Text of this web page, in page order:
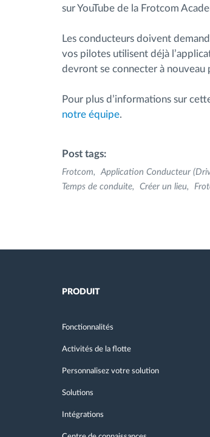
sur YouTube de la Frotcom
Les conducteurs doivent
vos pilotes utilisent déjà
devront se connecter à nouveau
Pour plus d’informations sur
notre équipe.
Post tags:
Frotcom Application Conducteur
Temps de conduite
Créer un lieu
PRODUIT
Fonctionnalités
Activités de la flotte
Personnalisez votre solution
Solutions
Intégrations